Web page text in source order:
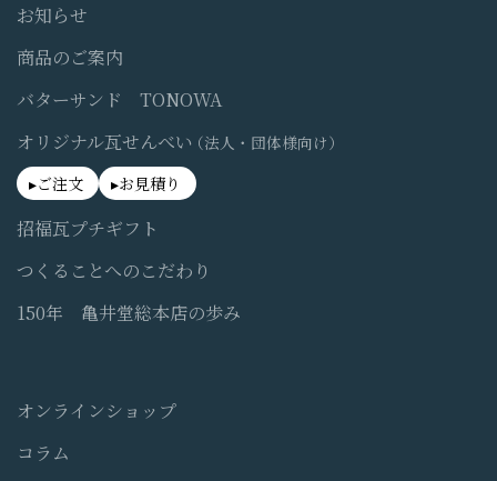
お知らせ
商品のご案内
バターサンド TONOWA
オリジナル瓦せんべい（法人・団体様向け）
ご注文
お見積り
招福瓦プチギフト
つくることへのこだわり
150年 亀井堂総本店の歩み
オンラインショップ
コラム